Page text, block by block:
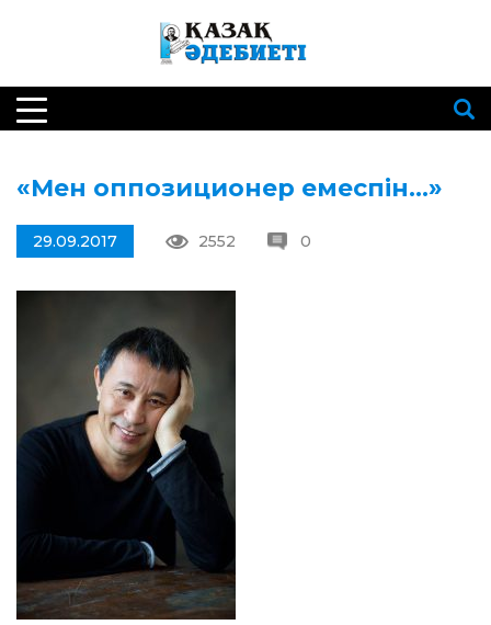
«Мен оппозиционер емеспін…»
29.09.2017 2552 0